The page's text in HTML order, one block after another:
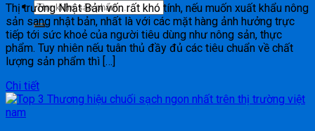
Thị trường Nhật Bản vốn rất khó tính, nếu muốn xuất khẩu nông
sản sang nhật bản, nhất là với các mặt hàng ảnh hưởng trực
tiếp tới sức khoẻ của người tiêu dùng như nông sản, thực
phẩm. Tuy nhiên nếu tuân thủ đầy đủ các tiêu chuẩn về chất
lượng sản phẩm thì […]
Chi tiết